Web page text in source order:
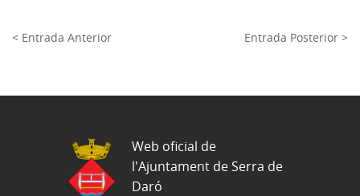
< Entrada Anterior Entrada Posterior >
Web oficial de
l'Ajuntament de Serra de
Daró